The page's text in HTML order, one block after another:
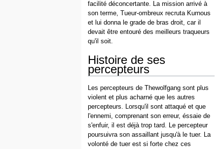
facilité déconcertante. La mission arrivé à
son terme, Tueur-ombreux recruta Kurnous
et lui donna le grade de bras droit, car il
devait être entouré des meilleurs traqueurs
qu'il soit.
Histoire de ses
percepteurs
Les percepteurs de Thewolfgang sont plus
violent et plus acharné que les autres
percepteurs. Lorsqu'il sont attaqué et que
l'ennemi, comprenant son erreur, éssaie de
s'enfuir, il est déjà trop tard. Le percepteur
poursuivra son assaillant jusqu'à le tuer. La
volonté de tuer est si forte chez ces